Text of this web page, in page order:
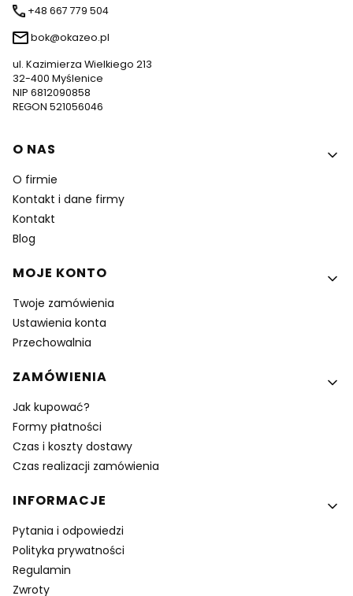
+48 667 779 504
bok@okazeo.pl
ul. Kazimierza Wielkiego 213
32-400 Myślenice
NIP 6812090858
REGON 521056046
Linki w stopce
O NAS
O firmie
Kontakt i dane firmy
Kontakt
Blog
MOJE KONTO
Twoje zamówienia
Ustawienia konta
Przechowalnia
ZAMÓWIENIA
Jak kupować?
Formy płatności
Czas i koszty dostawy
Czas realizacji zamówienia
INFORMACJE
Pytania i odpowiedzi
Polityka prywatności
Regulamin
Zwroty